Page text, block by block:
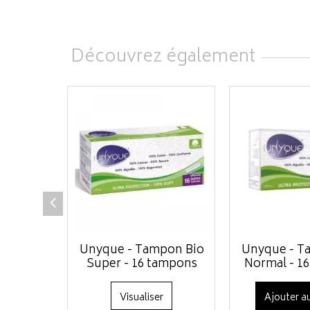
Découvrez également
Unyque - Tampon Bio
Super - 16 tampons
Visualiser
Unyque -
Normal -
Ajouter